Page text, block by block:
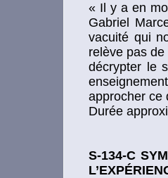
« Il y a en
Gabriel
vacuité qui
relève pas
décrypter le
approcher ce
Durée
S-134-C